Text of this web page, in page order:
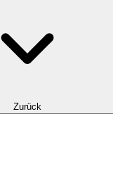
Zurück